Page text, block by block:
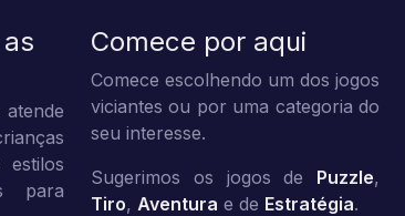
estilos
para
Comece por aqui
Comece escolhendo um dos jogos
viciantes ou por uma categoria do
seu interesse.
Sugerimos os jogos de Puzzle,
Tiro, Aventura e de Estratégia.